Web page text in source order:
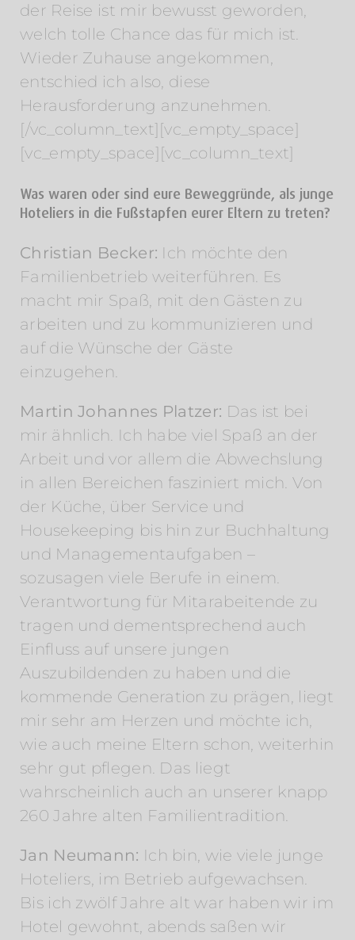
der Reise ist mir bewusst geworden,
welch tolle Chance das für mich ist.
Wieder Zuhause angekommen,
entschied ich also, diese
Herausforderung anzunehmen.
[/vc_column_text][vc_empty_space]
[vc_empty_space][vc_column_text]
Was waren oder sind eure Beweggründe, als junge
Hoteliers in die Fußstapfen eurer Eltern zu treten?
Christian Becker: Ich möchte den
Familienbetrieb weiterführen. Es
macht mir Spaß, mit den Gästen zu
arbeiten und zu kommunizieren und
auf die Wünsche der Gäste
einzugehen.
Martin Johannes Platzer: Das ist bei
mir ähnlich. Ich habe viel Spaß an der
Arbeit und vor allem die Abwechslung
in allen Bereichen fasziniert mich. Von
der Küche, über Service und
Housekeeping bis hin zur Buchhaltung
und Managementaufgaben –
sozusagen viele Berufe in einem.
Verantwortung für Mitarabeitende zu
tragen und dementsprechend auch
Einfluss auf unsere jungen
Auszubildenden zu haben und die
kommende Generation zu prägen, liegt
mir sehr am Herzen und möchte ich,
wie auch meine Eltern schon, weiterhin
sehr gut pflegen. Das liegt
wahrscheinlich auch an unserer knapp
260 Jahre alten Familientradition.
Jan Neumann: Ich bin, wie viele junge
Hoteliers, im Betrieb aufgewachsen.
Bis ich zwölf Jahre alt war haben wir im
Hotel gewohnt, abends saßen wir